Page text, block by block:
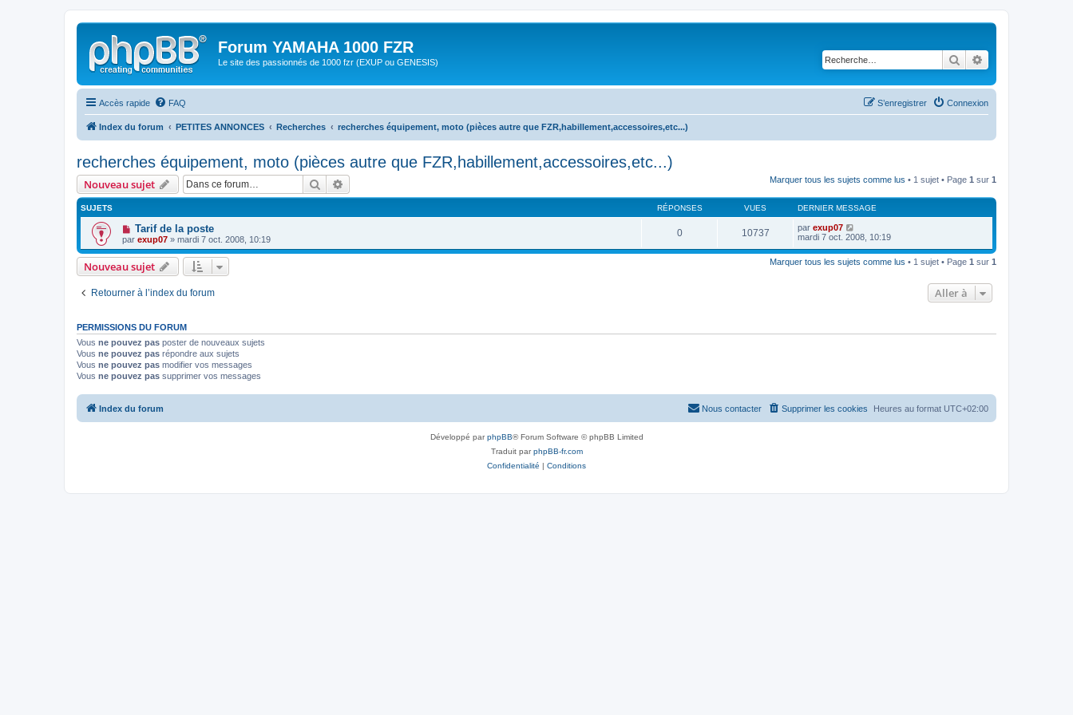
Forum YAMAHA 1000 FZR
Le site des passionnés de 1000 fzr (EXUP ou GENESIS) Rechercher
Accès rapide FAQ Connexion
S’enregistrer
Index du forum PETITES ANNONCES Recherches recherches équipement, moto (pièces autre que FZR,habillement,accessoires,etc...)
recherches équipement, moto (pièces autre que FZR,habillement,accessoires,etc...)
Nouveau sujet Rechercher Marquer tous les sujets comme lus • 1 sujet • Page 1 sur 1
SUJETS RÉPONSES VUES DERNIER MESSAGE
Tarif de la poste
par exup07 » mardi 7 oct. 2008, 10:19
0 10737 par exup07
mardi 7 oct. 2008, 10:19
Nouveau sujet Marquer tous les sujets comme lus • 1 sujet • Page 1 sur 1
Retourner à l’index du forum Aller à
PERMISSIONS DU FORUM
Vous ne pouvez pas poster de nouveaux sujets
Vous ne pouvez pas répondre aux sujets
Vous ne pouvez pas modifier vos messages
Vous ne pouvez pas supprimer vos messages
Index du forum Heures au format UTC+02:00
Supprimer les cookies
Nous contacter
Développé parphpBB® Forum Software © phpBB Limited
Traduit parphpBB-fr.com
Confidentialité | Conditions